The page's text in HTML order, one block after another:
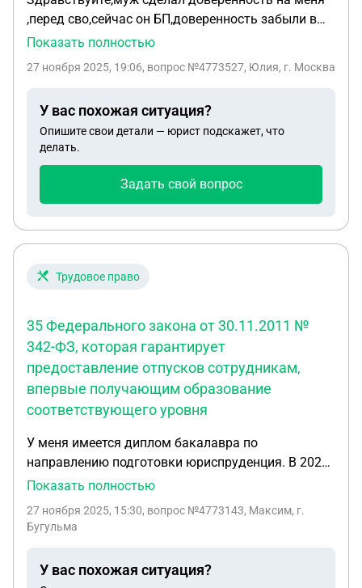
,перед сво,сейчас он БП,доверенность забыли в
другом городе ,потеряли,можно у нотариуса
заверенную?,обратились к нотариусу она
одном экземпляре
Показать полностью
27 ноября 2025, 19:06, вопрос №4773527, Юлия, г. Москва
У вас похожая ситуация?
Опишите свои детали — юрист подскажет, что
делать.
Задать свой вопрос
Трудовое право
35 Федерального закона от 30.11.2011 №
342-ФЗ, которая гарантирует
предоставление отпусков сотрудникам,
впервые получающим образование
соответствующего уровня
У меня имеется диплом бакалавра по
направлению подготовки юриспруденция. В 2023
году устроился на работу в МВД, в этот же год
получения степени «магистр», так же по
подписали. Однако, в период промежуточной
Показать полностью
27 ноября 2025, 15:30, вопрос №4773143, Максим, г.
Бугульма
У вас похожая ситуация?